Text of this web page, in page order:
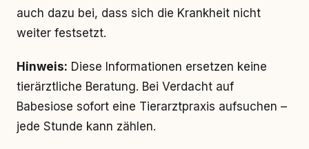
auch dazu bei, dass sich die Krankheit nicht
weiter festsetzt.
Hinweis: Diese Informationen ersetzen keine
tierärztliche Beratung. Bei Verdacht auf
Babesiose sofort eine Tierarztpraxis aufsuchen –
jede Stunde kann zählen.